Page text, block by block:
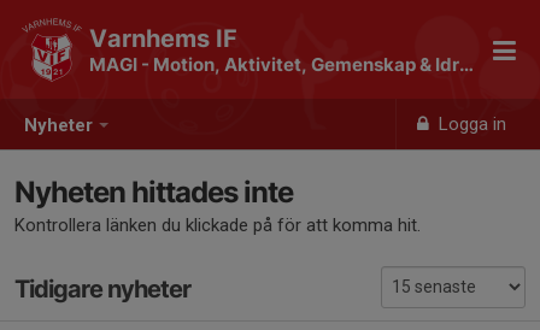
Nyheter Logga in
Varnhems IF
MAGI - Motion, Aktivitet, Gemenskap & Idrott
Nyheten hittades inte
Kontrollera länken du klickade på för att komma hit.
Tidigare nyheter